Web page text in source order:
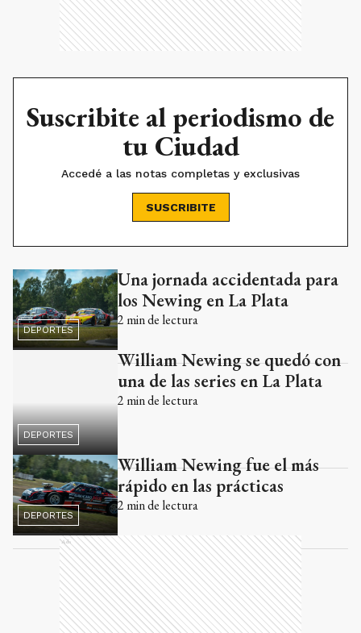
Suscribite al periodismo de
tu Ciudad
Accedé a las notas completas y exclusivas
SUSCRIBITE
DEPORTES
Una jornada accidentada para
los Newing en La Plata
2 min de lectura
DEPORTES
William Newing se quedó con
una de las series en La Plata
2 min de lectura
DEPORTES
William Newing fue el más
rápido en las prácticas
2 min de lectura
Ads